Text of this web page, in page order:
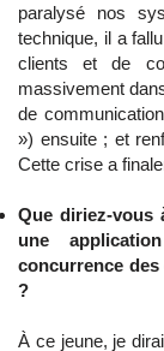
paralysé nos
technique, il a
clients et de
massivement
de
») ensuite ; et
Cette crise a
Que diriez-vous
une
concurrence
?
À ce jeune, je